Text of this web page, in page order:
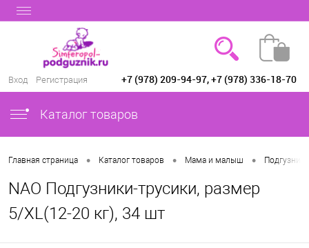
Вход Регистрация +7 (978) 209-94-97, +7 (978) 336-18-70
Каталог товаров
Главная страница • Каталог товаров • Мама и малыш •
NAO Подгузники-трусики, размер
5/XL(12-20 кг), 34 шт